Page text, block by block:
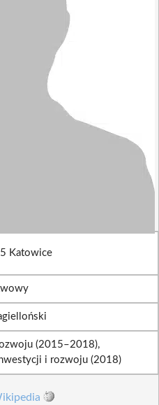
Katowice
(2015–2018),
i rozwoju (2018)